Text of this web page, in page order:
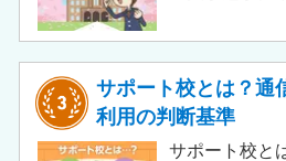
のではないで
て、通信制高
いって大学進
サポート校とは？通
利用の判断基準
サポート校と